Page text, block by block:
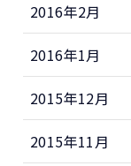
2016年2月
2016年1月
2015年12月
2015年11月